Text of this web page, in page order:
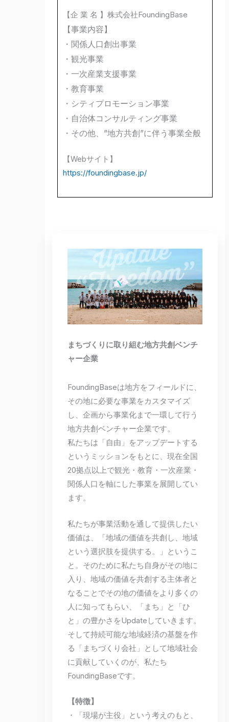
【企 業 名 】株式会社FoundingBase
【事業内容】
・関係人口創出事業
・観光事業
・一次産業支援事業
・教育事業
・シティプロモーション事業
・自治体コンサルティング事業
・その他、”地方共創”に伴う事業全般
【Webサイト】
https://foundingbase.jp/
まちづくりに取り組む地方共創ベンチ
ャー企業
FoundingBaseは地方をフィールドに、
その地に必要な事業をカスタマイズ
し、企画から事業化まで一環して行う
地方共創ベンチャー企業です。
私たちは「自由」をアップデートする
というミッションをもとに、現在全国
20拠点以上で観光・教育・一次産業・
関係人口を軸にした事業を展開してい
ます。
私たちが事業活動を通して提供したい
価値は、「地域の価値を共創し、地域
という選択肢を提供する。」というこ
と。そのために私たち自身がその地に
入り、地域の価値を共創する主体者と
なることでその地の価値をより多くの
人に知ってもらい、「まち」と「ひ
と」の豊かさをUpdateしていきます。
そして持続可能な地域経済の基盤を作
る「まちづくり会社」として地域社会
に貢献していくのが、私たち
FoundingBaseです。
【特徴】
・「現場が主役」という考えのもと、